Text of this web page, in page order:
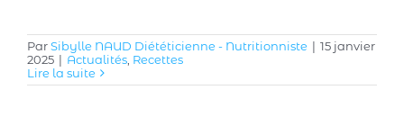
ParSibylle NAUD Diététicienne - Nutritionniste | 15 janvier
2025 | Actualités, Recettes
Lire la suite